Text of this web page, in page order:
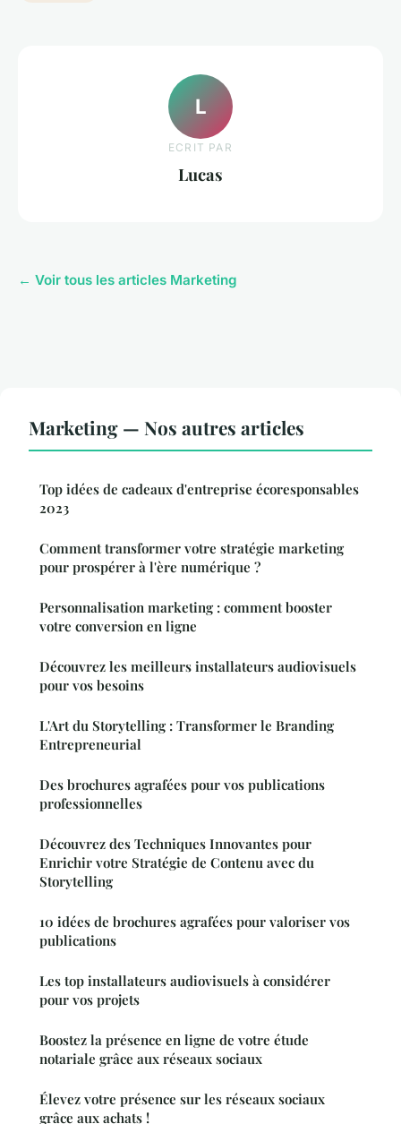
L
ECRIT PAR
Lucas
← Voir tous les articles Marketing
Marketing — Nos autres articles
Top idées de cadeaux d'entreprise écoresponsables
2023
Comment transformer votre stratégie marketing
pour prospérer à l'ère numérique ?
Personnalisation marketing : comment booster
votre conversion en ligne
Découvrez les meilleurs installateurs audiovisuels
pour vos besoins
L'Art du Storytelling : Transformer le Branding
Entrepreneurial
Des brochures agrafées pour vos publications
professionnelles
Découvrez des Techniques Innovantes pour
Enrichir votre Stratégie de Contenu avec du
Storytelling
10 idées de brochures agrafées pour valoriser vos
publications
Les top installateurs audiovisuels à considérer
pour vos projets
Boostez la présence en ligne de votre étude
notariale grâce aux réseaux sociaux
Élevez votre présence sur les réseaux sociaux
grâce aux achats !